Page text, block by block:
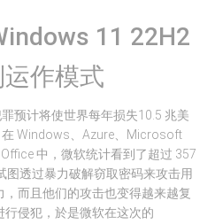
11 22H2
作模式
预计将使世界每年损失10.5 兆美
在 Windows、Azure、Microsoft
中，微软统计看到了超过 357
图透过暴力破解窃取密码来攻击用
而且他们的攻击也变得越来越复
侵犯，於是微软在这次的